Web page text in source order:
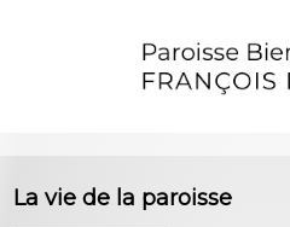
La vie de la paroisse